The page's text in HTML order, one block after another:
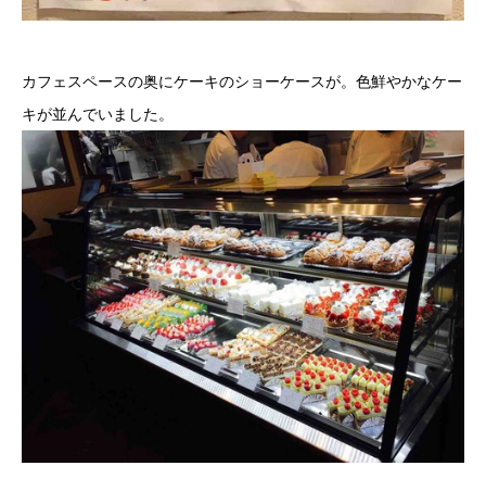
カフェスペースの奥にケーキのショーケースが。色鮮やかなケー
キが並んでいました。